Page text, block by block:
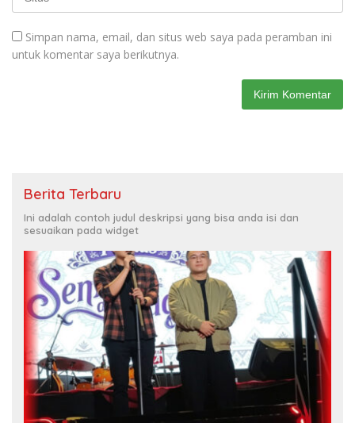
Simpan nama, email, dan situs web saya pada peramban ini
untuk komentar saya berikutnya.
Berita Terbaru
Ini adalah contoh judul deskripsi yang bisa anda isi dan
sesuaikan pada widget